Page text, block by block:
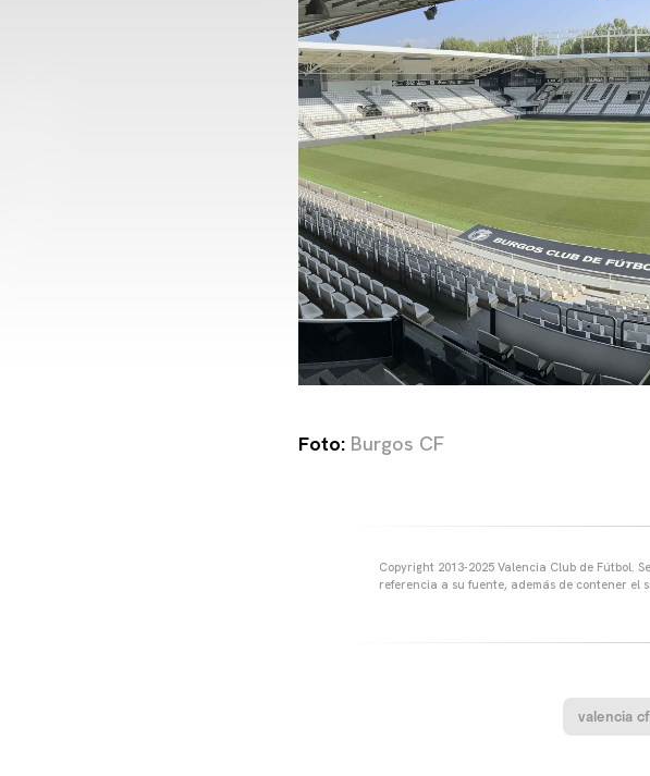
Foto: Burgos CF
Copyright 2013-2025 Valencia Club de Fútbol.
referencia a su fuente, además de contener el
valencia cf